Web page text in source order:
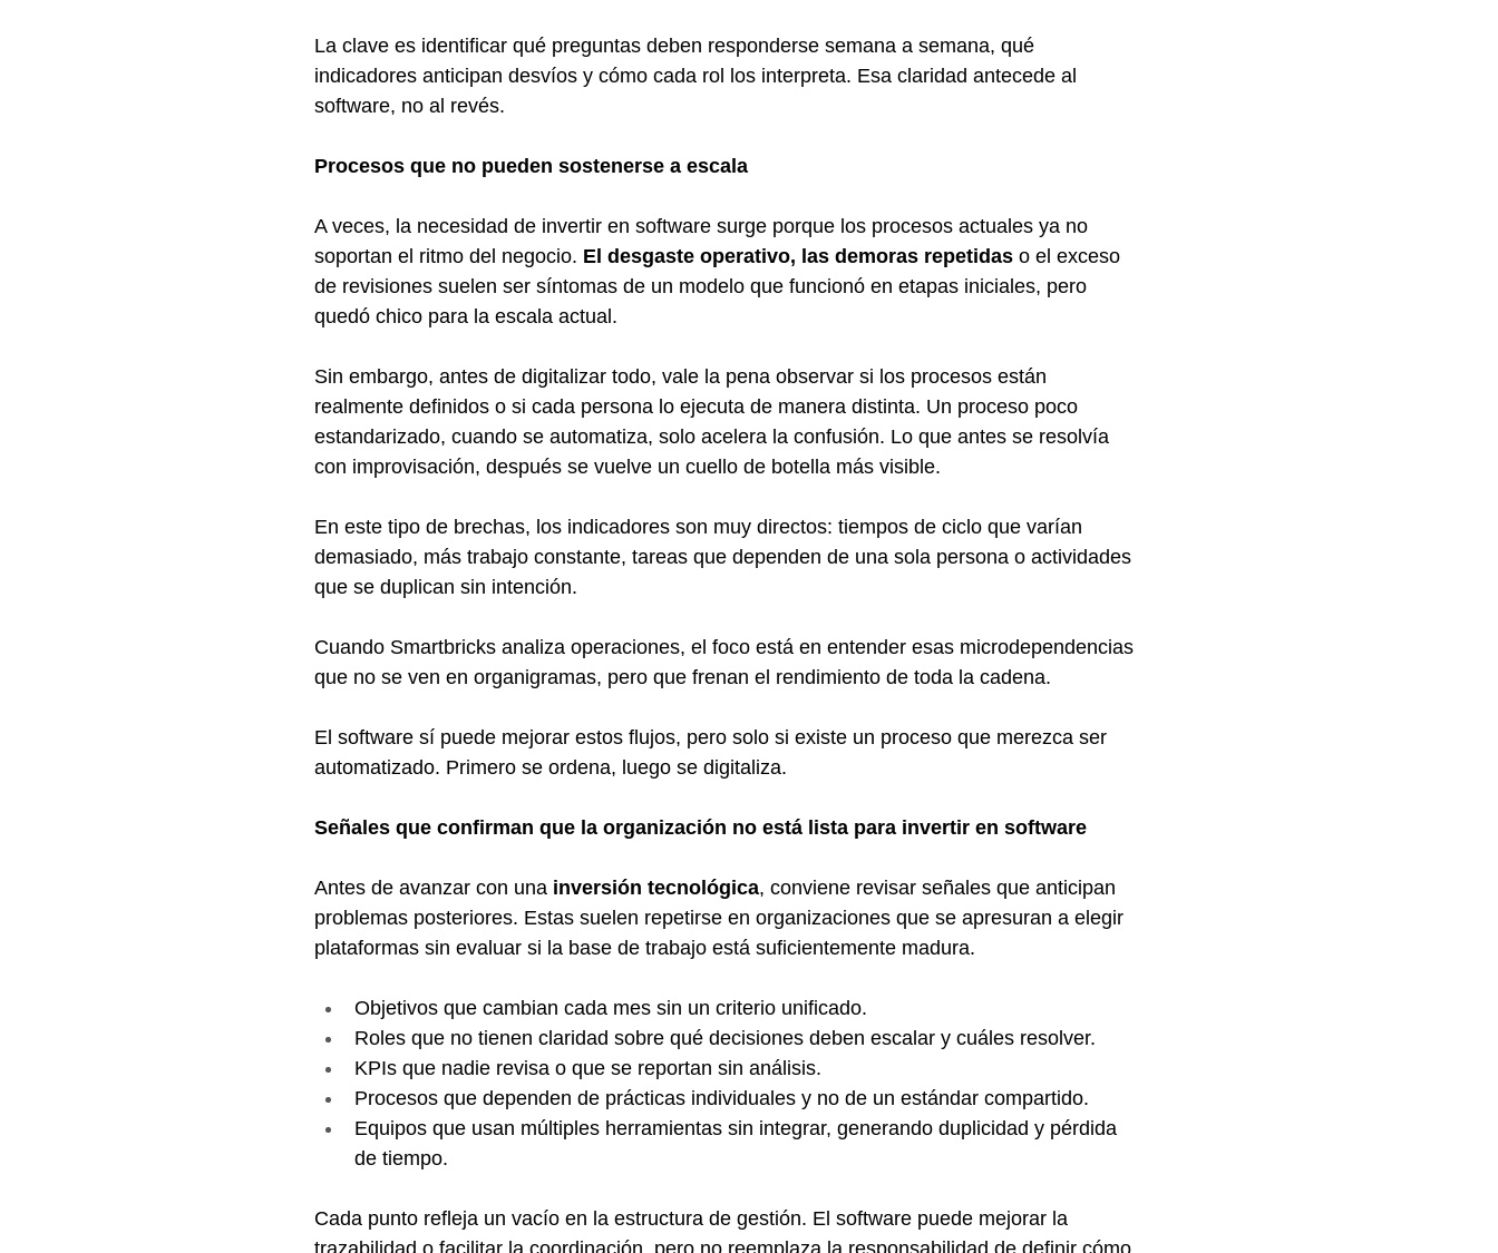
La clave es identificar qué preguntas deben responderse semana a semana, qué
indicadores anticipan desvíos y cómo cada rol los interpreta. Esa claridad antecede al
software, no al revés.
Procesos que no pueden sostenerse a escala
A veces, la necesidad de invertir en software surge porque los procesos actuales ya no
soportan el ritmo del negocio. El desgaste operativo, las demoras repetidas o el exceso
de revisiones suelen ser síntomas de un modelo que funcionó en etapas iniciales, pero
quedó chico para la escala actual.
Sin embargo, antes de digitalizar todo, vale la pena observar si los procesos están
realmente definidos o si cada persona lo ejecuta de manera distinta. Un proceso poco
estandarizado, cuando se automatiza, solo acelera la confusión. Lo que antes se resolvía
con improvisación, después se vuelve un cuello de botella más visible.
En este tipo de brechas, los indicadores son muy directos: tiempos de ciclo que varían
demasiado, más trabajo constante, tareas que dependen de una sola persona o actividades
que se duplican sin intención.
Cuando Smartbricks analiza operaciones, el foco está en entender esas microdependencias
que no se ven en organigramas, pero que frenan el rendimiento de toda la cadena.
El software sí puede mejorar estos flujos, pero solo si existe un proceso que merezca ser
automatizado. Primero se ordena, luego se digitaliza.
Señales que confirman que la organización no está lista para invertir en software
Antes de avanzar con una inversión tecnológica, conviene revisar señales que anticipan
problemas posteriores. Estas suelen repetirse en organizaciones que se apresuran a elegir
plataformas sin evaluar si la base de trabajo está suficientemente madura.
Objetivos que cambian cada mes sin un criterio unificado.
Roles que no tienen claridad sobre qué decisiones deben escalar y cuáles resolver.
KPIs que nadie revisa o que se reportan sin análisis.
Procesos que dependen de prácticas individuales y no de un estándar compartido.
Equipos que usan múltiples herramientas sin integrar, generando duplicidad y pérdida
de tiempo.
Cada punto refleja un vacío en la estructura de gestión. El software puede mejorar la
trazabilidad o facilitar la coordinación, pero no reemplaza la responsabilidad de definir cómo